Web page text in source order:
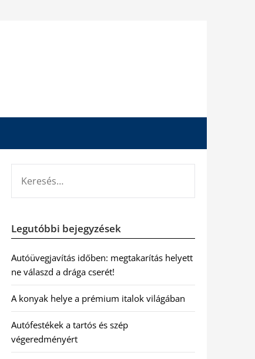
Legutóbbi bejegyzések
Autóüvegjavítás időben: megtakarítás helyett
ne válaszd a drága cserét!
A konyak helye a prémium italok világában
Autófestékek a tartós és szép
végeredményért